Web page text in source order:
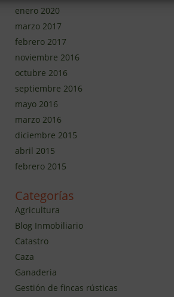
enero 2020
marzo 2017
febrero 2017
noviembre 2016
octubre 2016
septiembre 2016
mayo 2016
marzo 2016
diciembre 2015
abril 2015
febrero 2015
Categorías
Agricultura
Blog Inmobiliario
Catastro
Caza
Ganaderia
Gestión de fincas rústicas